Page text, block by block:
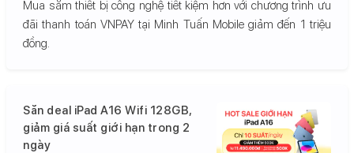
Mua sắm thiết bị công nghệ tiết kiệm hơn với chương trình ưu
đãi thanh toán VNPAY tại Minh Tuấn Mobile giảm đến 1 triệu
đồng.
Săn deal iPad A16 Wifi 128GB,
giảm giá suất giới hạn trong 2
ngày